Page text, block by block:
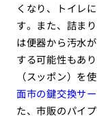
くなり、トイレ
す。また、詰ま
は便器から汚水
する可能性もあ
（スッポン）を
面市の鍵交換サ
た、市販のパイ